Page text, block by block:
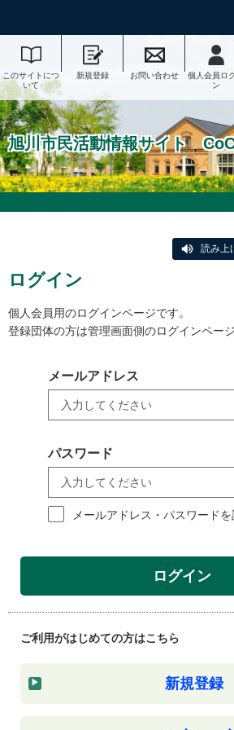
このサイトにつ
いて
新規登録 お問い合わせ
個人会員ロ
ン
旭川市民活動情報サイト
読み上
ログイン
個人会員用のログインページです。
登録団体の方は管理画面側のログインペー
メールアドレス
パスワード
メールアドレス・パスワードを
ログイン
ご利用がはじめての方はこちら
新規登録